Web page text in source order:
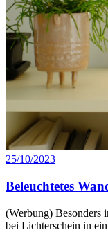
25/10/2023
Beleuchtetes
(Werbung) Besonders
bei Lichterschein in